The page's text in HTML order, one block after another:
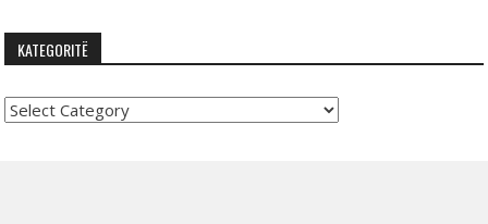
KATEGORITË
Kategoritë